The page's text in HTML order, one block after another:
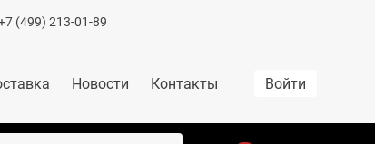
(499) 213-01-89
Новости Контакты Войти